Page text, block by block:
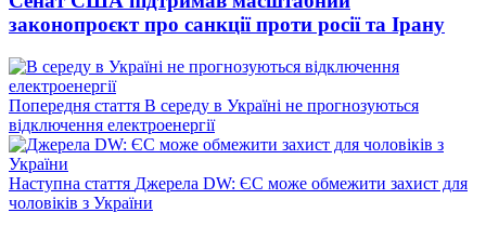
законопроєкт про санкції проти росії та Ірану
Попередня стаття Попередній
запис:
В середу в Україні не прогнозуються
відключення електроенергії
Наступна стаття Наступний
запис:
Джерела DW: ЄС може обмежити захист для
чоловіків з України